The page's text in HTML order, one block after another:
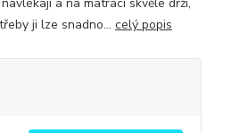
ji lze snadno... celý popis